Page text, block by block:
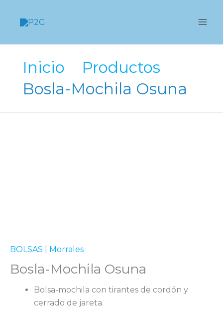
Inicio
Productos
Bosla-Mochila Osuna
BOLSAS | Morrales
Bosla-Mochila Osuna
Bolsa-mochila con tirantes de cordón y
cerrado de jareta.